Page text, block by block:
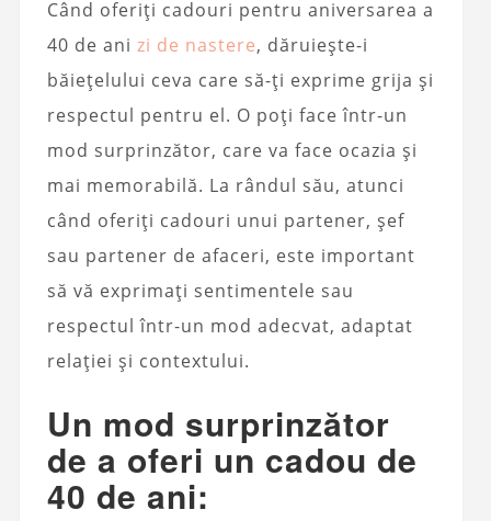
Când oferiți cadouri pentru aniversarea a
40 de ani zi de nastere, dăruiește-i
băiețelului ceva care să-ți exprime grija și
respectul pentru el. O poți face într-un
mod surprinzător, care va face ocazia și
mai memorabilă. La rândul său, atunci
când oferiți cadouri unui partener, șef
sau partener de afaceri, este important
să vă exprimați sentimentele sau
respectul într-un mod adecvat, adaptat
relației și contextului.
Un mod surprinzător
de a oferi un cadou de
40 de ani: